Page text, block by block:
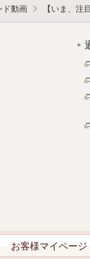
ド動画 【いま、注
お客様マイページ